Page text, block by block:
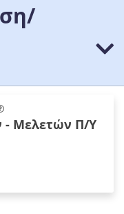
- Μελετών Π/Υ